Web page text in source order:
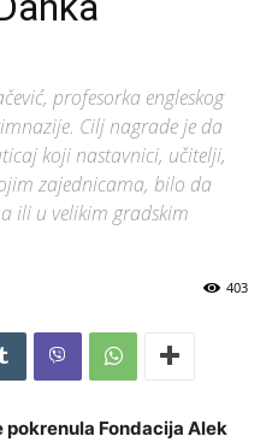
profesorka engleskog
Cilj nagrade je da
koji nastavnici, učitelji,
zajednicama, bilo da
ili u velikim gradskim
403
Fondacija Alek